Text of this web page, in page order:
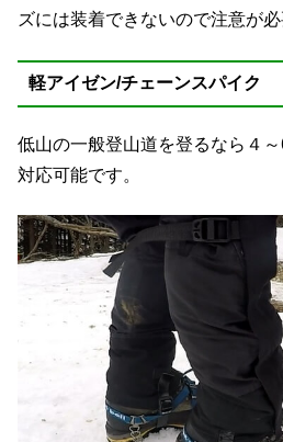
ズには装着できないので注意が必
軽アイゼン/チェーンスパイク
低山の一般登山道を登るなら４
対応可能です。